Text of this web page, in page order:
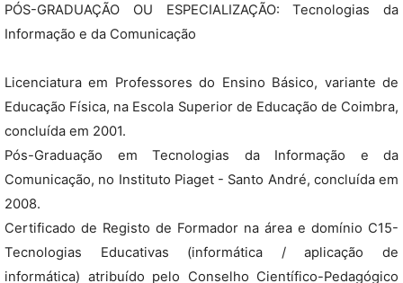
PÓS-GRADUAÇÃO OU ESPECIALIZAÇÃO: Tecnologias da
Informação e da Comunicação
Licenciatura em Professores do Ensino Básico, variante de
Educação Física, na Escola Superior de Educação de Coimbra,
concluída em 2001.
Pós-Graduação em Tecnologias da Informação e da
Comunicação, no Instituto Piaget - Santo André, concluída em
2008.
Certificado de Registo de Formador na área e domínio C15-
Tecnologias Educativas (informática / aplicação de
informática) atribuído pelo Conselho Científico-Pedagógico